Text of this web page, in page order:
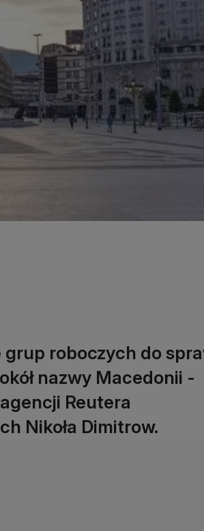
grup roboczych do
nazwy Macedonii -
Reutera
Nikoła Dimitrow.